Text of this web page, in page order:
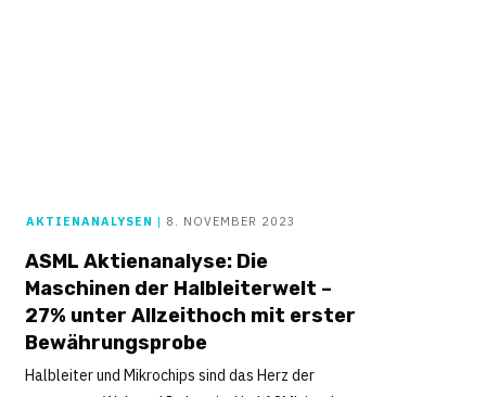
AKTIENANALYSEN | 8. NOVEMBER 2023
ASML Aktienanalyse: Die
Maschinen der Halbleiterwelt –
27% unter Allzeithoch mit erster
Bewährungsprobe
Halbleiter und Mikrochips sind das Herz der